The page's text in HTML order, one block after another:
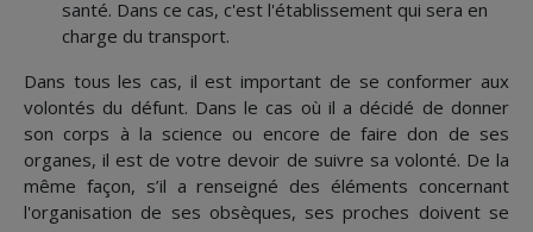
santé. Dans ce cas, c'est l'établissement qui sera en
charge du transport.
Dans tous les cas, il est important de se conformer aux
volontés du défunt. Dans le cas où il a décidé de donner
son corps à la science ou encore de faire don de ses
organes, il est de votre devoir de suivre sa volonté. De la
même façon, s’il a renseigné des éléments concernant
l'organisation de ses obsèques, ses proches doivent se